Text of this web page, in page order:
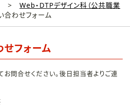
Web・DTPデザイン科（公共職業
合わせフォーム
せフォーム
問合せください。後日担当者よりご連